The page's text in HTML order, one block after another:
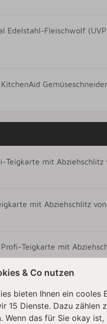
Edelstahl-Fleischwolf
Gemüseschneider
Teigkarte mit
mit Abziehschlitz
Teigkarte mit
Teigkarte mit
& Co nutzen
bieten Ihnen ein
15 Dienste. Dazu zählen
Wenn das für Sie okay